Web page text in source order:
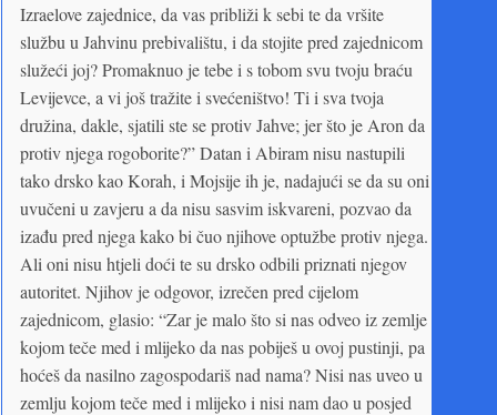
Izraelove zajednice, da vas približi k sebi te da vršite
službu u Jahvinu prebivalištu, i da stojite pred zajednicom
služeći joj? Promaknuo je tebe i s tobom svu tvoju braću
Levijevce, a vi još tražite i svećeništvo! Ti i sva tvoja
družina, dakle, sjatili ste se protiv Jahve; jer što je Aron da
protiv njega rogoborite?” Datan i Abiram nisu nastupili
tako drsko kao Korah, i Mojsije ih je, nadajući se da su oni
uvučeni u zavjeru a da nisu sasvim iskvareni, pozvao da
izađu pred njega kako bi čuo njihove optužbe protiv njega.
Ali oni nisu htjeli doći te su drsko odbili priznati njegov
autoritet. Njihov je odgovor, izrečen pred cijelom
zajednicom, glasio: “Zar je malo što si nas odveo iz zemlje
kojom teče med i mlijeko da nas pobiješ u ovoj pustinji, pa
hoćeš da nasilno zagospodariš nad nama? Nisi nas uveo u
zemlju kojom teče med i mlijeko i nisi nam dao u posjed